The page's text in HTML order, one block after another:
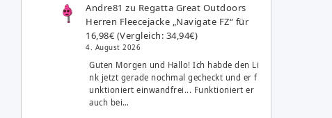
Andre81 zu Regatta Great Outdoors
Herren Fleecejacke „Navigate FZ“ für
16,98€ (Vergleich: 34,94€)
4. August 2026
Guten Morgen und Hallo! Ich habde den Li
nk jetzt gerade nochmal gecheckt und er f
unktioniert einwandfrei... Funktioniert er
auch bei…